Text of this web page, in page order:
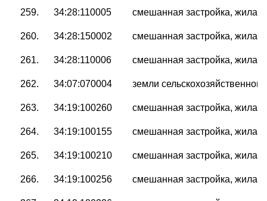
259. 34:28:110005 смешанная застройка, жилая
260. 34:28:150002 смешанная застройка, жилая
261. 34:28:110006 смешанная застройка, жилая
262. 34:07:070004 земли
263. 34:19:100260 смешанная застройка, жилая
264. 34:19:100155 смешанная застройка, жилая
265. 34:19:100210 смешанная застройка, жилая
266. 34:19:100256 смешанная застройка, жилая